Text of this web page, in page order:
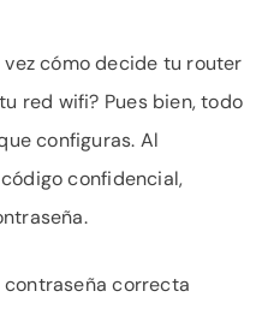
cómo decide tu router
red wifi? Pues bien, todo
configuras. Al
confidencial,
correcta